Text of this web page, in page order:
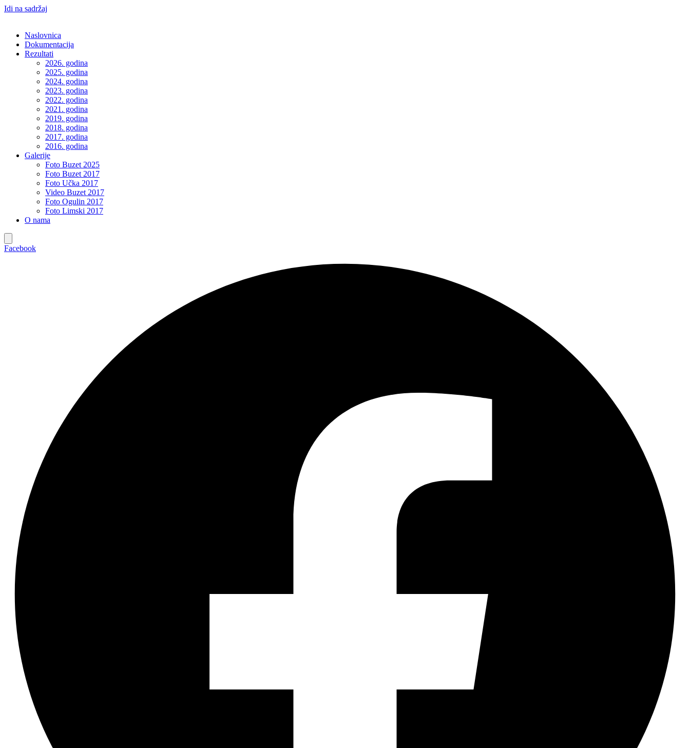
Idi na sadržaj
Naslovnica
Dokumentacija
Rezultati
2026. godina
2025. godina
2024. godina
2023. godina
2022. godina
2021. godina
2019. godina
2018. godina
2017. godina
2016. godina
Galerije
Foto Buzet 2025
Foto Buzet 2017
Foto Učka 2017
Video Buzet 2017
Foto Ogulin 2017
Foto Limski 2017
O nama
Facebook